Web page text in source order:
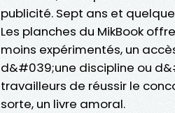
publicité. Sept ans et
Les planches du MikBook
moins expérimentés, un
d&#039;une discipline ou
travailleurs de réussir le
sorte, un livre amoral.